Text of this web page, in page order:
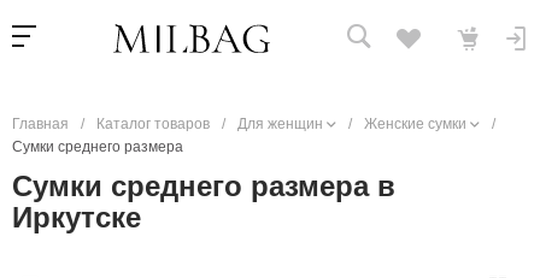
Главная / Каталог товаров / Для женщин / Женские сумки
/
Сумки среднего размера
Сумки среднего размера в
Иркутске